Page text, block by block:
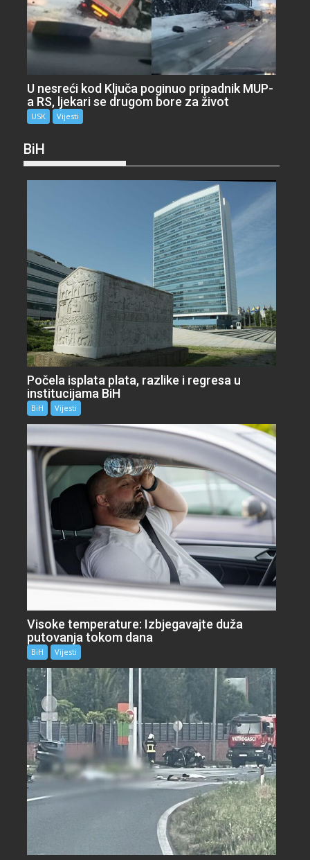
U nesreći kod Ključa poginuo pripadnik MUP-
a RS, ljekari se drugom bore za život
USK Vijesti
BiH
Počela isplata plata, razlike i regresa u
institucijama BiH
BiH Vijesti
Visoke temperature: Izbjegavajte duža
putovanja tokom dana
BiH Vijesti